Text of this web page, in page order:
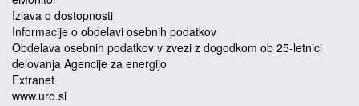
Izjava o dostopnosti
Informacije o obdelavi osebnih podatkov
Obdelava osebnih podatkov v zvezi z dogodkom ob 25-letnici
delovanja Agencije za energijo
Extranet
www.uro.si